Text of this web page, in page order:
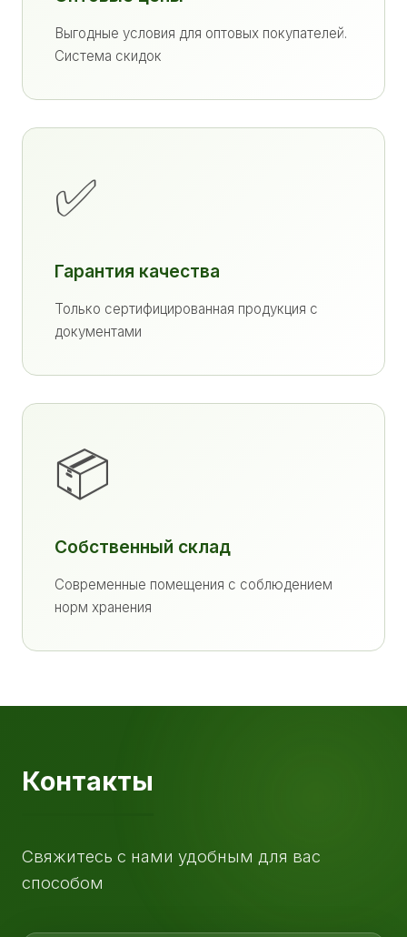
Выгодные условия для оптовых покупателей.
Система скидок
✅
Гарантия качества
Только сертифицированная продукция с
документами
📦
Собственный склад
Современные помещения с соблюдением
норм хранения
Контакты
Свяжитесь с нами удобным для вас
способом